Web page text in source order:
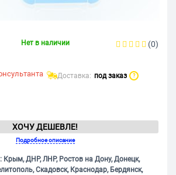
Нет в наличии (0)
Доставка: под заказ ?
ХОЧУ ДЕШЕВЛЕ!
Подробное описание
Крым, ДНР, ЛНР, Ростов на Дону, Донецк,
Скадовск, Краснодар, Бердянск,